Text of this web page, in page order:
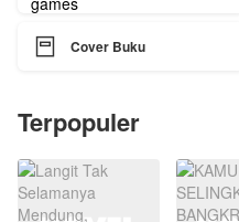
 Cover Buku
Terpopuler